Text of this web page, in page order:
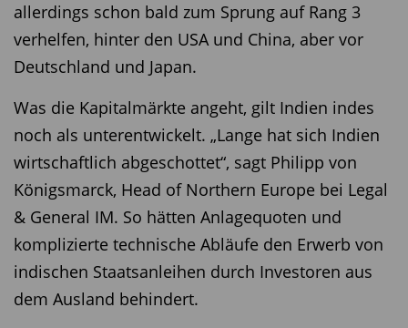
allerdings schon bald zum Sprung auf Rang 3
verhelfen, hinter den USA und China, aber vor
Deutschland und Japan.
Was die Kapitalmärkte angeht, gilt Indien indes
noch als unterentwickelt. „Lange hat sich Indien
wirtschaftlich abgeschottet“, sagt Philipp von
Königsmarck, Head of Northern Europe bei Legal
& General IM. So hätten Anlagequoten und
komplizierte technische Abläufe den Erwerb von
indischen Staatsanleihen durch Investoren aus
dem Ausland behindert.